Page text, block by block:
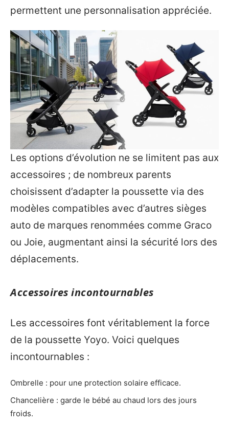
permettent une personnalisation appréciée.
Les options d’évolution ne se limitent pas aux
accessoires ; de nombreux parents
choisissent d’adapter la poussette via des
modèles compatibles avec d’autres sièges
auto de marques renommées comme Graco
ou Joie, augmentant ainsi la sécurité lors des
déplacements.
Accessoires incontournables
Les accessoires font véritablement la force
de la poussette Yoyo. Voici quelques
incontournables :
Ombrelle : pour une protection solaire efficace.
Chancelière : garde le bébé au chaud lors des jours
froids.